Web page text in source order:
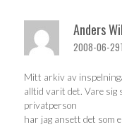
Anders
2008-06-
Mitt arkiv av
alltid varit det. Vare sig
privatperson
har jag ansett det som